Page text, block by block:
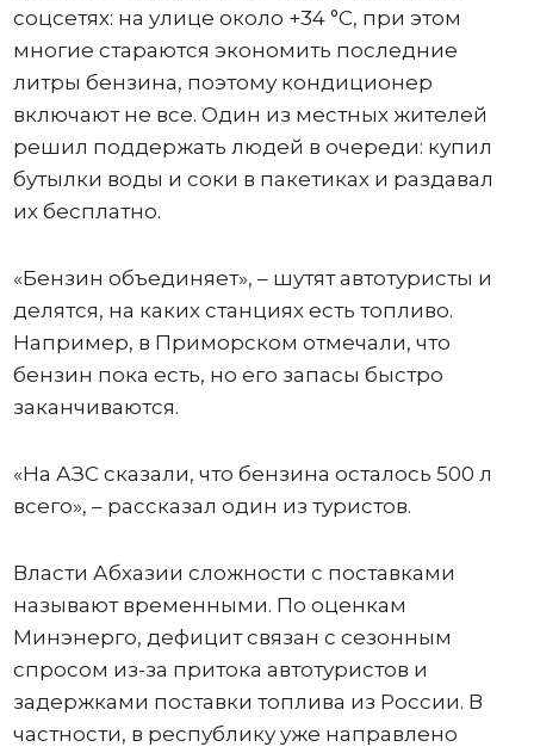
соцсетях: на улице около +34 °C, при этом
многие стараются экономить последние
литры бензина, поэтому кондиционер
включают не все. Один из местных жителей
решил поддержать людей в очереди: купил
бутылки воды и соки в пакетиках и раздавал
их бесплатно.
«Бензин объединяет», – шутят автотуристы и
делятся, на каких станциях есть топливо.
Например, в Приморском отмечали, что
бензин пока есть, но его запасы быстро
заканчиваются.
«На АЗС сказали, что бензина осталось 500 л
всего», – рассказал один из туристов.
Власти Абхазии сложности с поставками
называют временными. По оценкам
Минэнерго, дефицит связан с сезонным
спросом из-за притока автотуристов и
задержками поставки топлива из России. В
частности, в республику уже направлено